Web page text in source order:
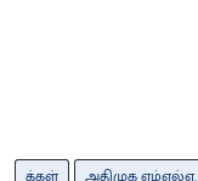
க்கள் அதிமுக எம்எல்ஏ.